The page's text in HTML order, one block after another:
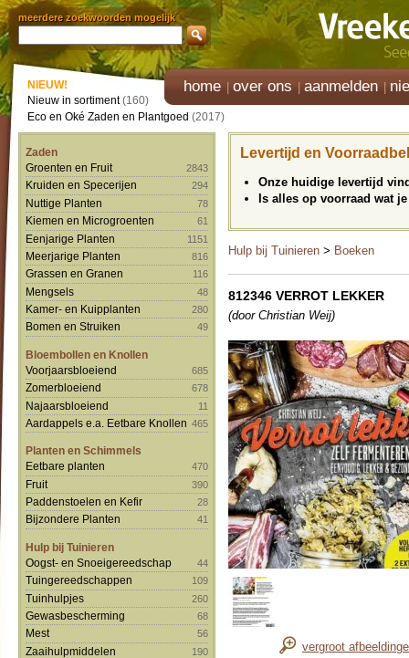
meerdere zoekwoorden mogelijk
home over ons aanmelden
NIEUW!
Nieuw in sortiment(160)
Eco en Oké Zaden en Plantgoed (2017)
Zaden
Groenten en Fruit
2843
Kruiden en Specerijen 294
Nuttige Planten 78
Kiemen en Microgroenten 61
Eenjarige Planten 1151
Meerjarige Planten 816
Grassen en Granen 116
Mengsels 48
Kamer- en Kuipplanten 280
Bomen en Struiken 49
Bloembollen en Knollen
Voorjaarsbloeiend
685
Zomerbloeiend 678
Najaarsbloeiend 11
Aardappels e.a. Eetbare Knollen 465
Planten en Schimmels
Eetbare planten
470
Fruit 390
Paddenstoelen en Kefir 28
Bijzondere Planten 41
Hulp bij Tuinieren
Oogst- en Snoeigereedschap
44
Tuingereedschappen 109
Tuinhulpjes 260
Gewasbescherming 68
Mest 56
Zaaihulpmiddelen 190
Levertijd en
Onze huidige levertijd
Is alles op voorraad wat
Hulp bij Tuinieren > Boeken
812346 VERROT LEKKER
(door Christian Weij)
vergroot